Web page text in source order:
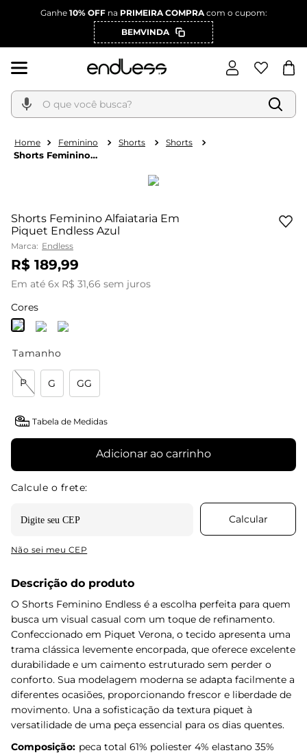
Ganhe 10% OFFna PRIMEIRA COMPRAcom o cupom:
BEMVINDA
O que você busca?
Feminino Shorts Shorts
Shorts Feminino
Shorts Feminino Alfaiataria Em
Piquet Endless Azul
Marca: Endless
R$ 189,99
Em até 6x R$ 31,66 sem juros
Cores
Tamanho
P G GG
Tabela de Medidas
Adicionar ao carrinho
Não sei meu CEP
Descrição do produto
O Shorts Feminino Endless é a escolha perfeita para quem
busca um visual casual com um toque de refinamento.
Confeccionado em Piquet Verona, o tecido apresenta uma
trama clássica levemente encorpada, que oferece excelente
durabilidade e um caimento estruturado sem perder o
conforto. Sua modelagem moderna se adapta facilmente a
diferentes ocasiões, proporcionando frescor e liberdade de
movimento. Una a sofisticação da textura piquet à
versatilidade de uma peça essencial para os dias quentes.
Composição: peca total 61% poliester 4% elastano 35%